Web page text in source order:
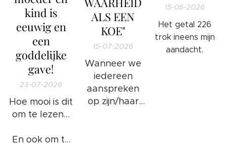
kind is
eeuwig en
een
goddelijke
gave!
23-07-2026
Hoe mooi is dit
om te lezen...
En ook om te
ALS EEN
KOE"
15-07-2026
Wanneer we
iedereen
aanspreken
op zijn/haar
15-06-2026
Het getal 226
trok ineens mijn
aandacht.